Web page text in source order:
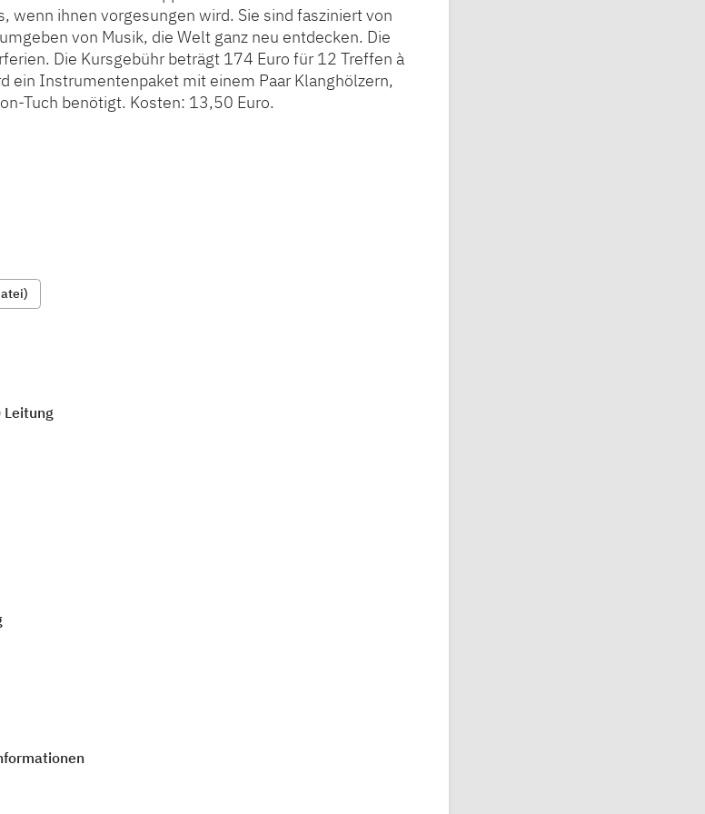
wenn ihnen vorgesungen wird. Sie sind fasziniert von
von Musik, die Welt ganz neu entdecken. Die
Die Kursgebühr beträgt 174 Euro für 12 Treffen à
ein Instrumentenpaket mit einem Paar Klanghölzern,
Tuch benötigt. Kosten: 13,50 Euro.
Leitung